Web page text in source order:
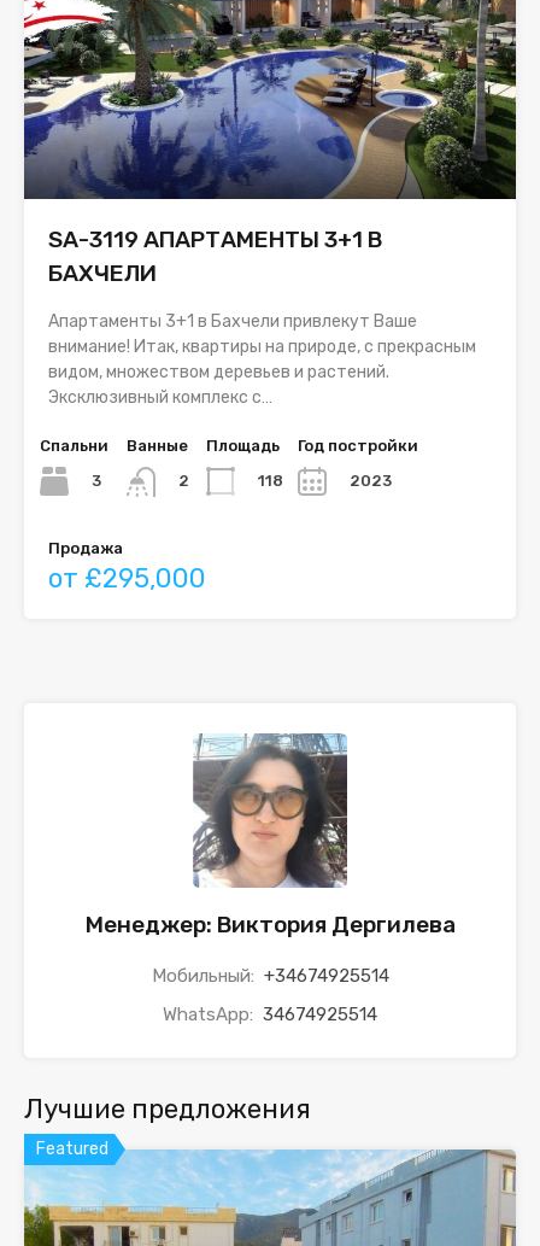
SA-3119 АПАРТАМЕНТЫ 3+1 В
БАХЧЕЛИ
Апартаменты 3+1 в Бахчели привлекут Ваше
внимание! Итак, квартиры на природе, с прекрасным
видом, множеством деревьев и растений.
Эксклюзивный комплекс с…
Спальни
3
Ванные
2
Площадь
118
Год постройки
2023
Продажа
от £295,000
Менеджер: Виктория Дергилева
Мобильный: +34674925514
WhatsApp: 34674925514
Лучшие предложения
Featured